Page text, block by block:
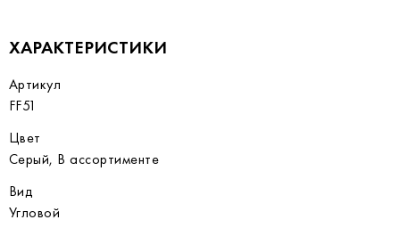
ХАРАКТЕРИСТИКИ
Артикул
FF51
Цвет
Серый, В ассортименте
Вид
Угловой